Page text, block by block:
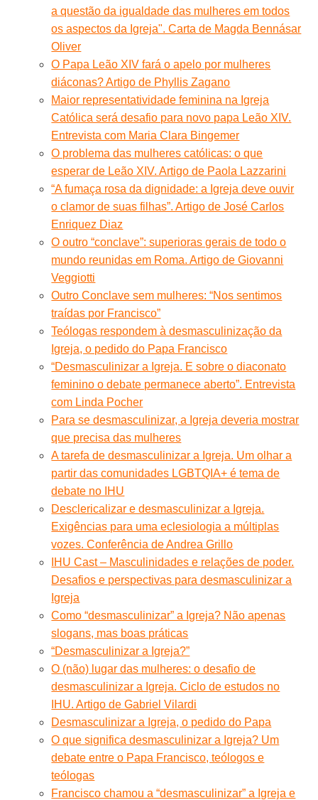
a questão da igualdade das mulheres em todos
os aspectos da Igreja". Carta de Magda Bennásar
Oliver
O Papa Leão XIV fará o apelo por mulheres
diáconas? Artigo de Phyllis Zagano
Maior representatividade feminina na Igreja
Católica será desafio para novo papa Leão XIV.
Entrevista com Maria Clara Bingemer
O problema das mulheres católicas: o que
esperar de Leão XIV. Artigo de Paola Lazzarini
“A fumaça rosa da dignidade: a Igreja deve ouvir
o clamor de suas filhas”. Artigo de José Carlos
Enriquez Diaz
O outro “conclave”: superioras gerais de todo o
mundo reunidas em Roma. Artigo de Giovanni
Veggiotti
Outro Conclave sem mulheres: “Nos sentimos
traídas por Francisco”
Teólogas respondem à desmasculinização da
Igreja, o pedido do Papa Francisco
“Desmasculinizar a Igreja. E sobre o diaconato
feminino o debate permanece aberto”. Entrevista
com Linda Pocher
Para se desmasculinizar, a Igreja deveria mostrar
que precisa das mulheres
A tarefa de desmasculinizar a Igreja. Um olhar a
partir das comunidades LGBTQIA+ é tema de
debate no IHU
Desclericalizar e desmasculinizar a Igreja.
Exigências para uma eclesiologia a múltiplas
vozes. Conferência de Andrea Grillo
IHU Cast – Masculinidades e relações de poder.
Desafios e perspectivas para desmasculinizar a
Igreja
Como “desmasculinizar” a Igreja? Não apenas
slogans, mas boas práticas
“Desmasculinizar a Igreja?”
O (não) lugar das mulheres: o desafio de
desmasculinizar a Igreja. Ciclo de estudos no
IHU. Artigo de Gabriel Vilardi
Desmasculinizar a Igreja, o pedido do Papa
O que significa desmasculinizar a Igreja? Um
debate entre o Papa Francisco, teólogos e
teólogas
Francisco chamou a “desmasculinizar” a Igreja e